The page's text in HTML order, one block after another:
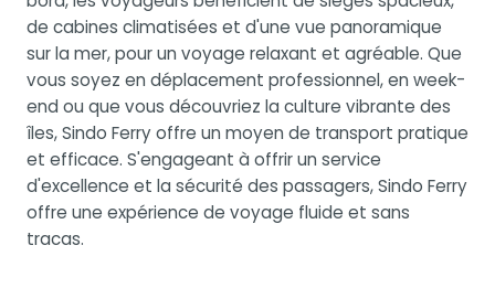
de cabines climatisées et d'une vue panoramique
sur la mer, pour un voyage relaxant et agréable. Que
vous soyez en déplacement professionnel, en week-
end ou que vous découvriez la culture vibrante des
îles, Sindo Ferry offre un moyen de transport pratique
et efficace. S'engageant à offrir un service
d'excellence et la sécurité des passagers, Sindo Ferry
offre une expérience de voyage fluide et sans
tracas.